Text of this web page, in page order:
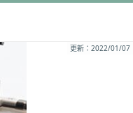
更新：2022/01/07